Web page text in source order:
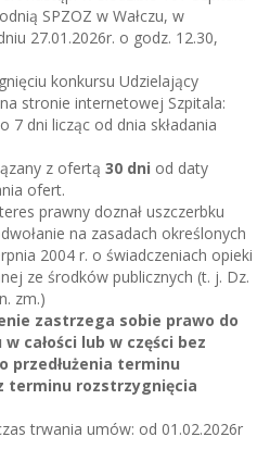
SPZOZ w Wałczu, w
27.01.2026r. o godz. 12.30,
konkursu Udzielający
stronie internetowej Szpitala:
7 dni licząc od dnia składania
z ofertą 30 dni od daty
ofert.
prawny doznał uszczerbku
na zasadach określonych
2004 r. o świadczeniach opieki
ze środków publicznych (t. j. Dz.
zm.)
zastrzega sobie prawo do
całości lub w części bez
przedłużenia terminu
terminu rozstrzygnięcia
trwania umów: od 01.02.2026r